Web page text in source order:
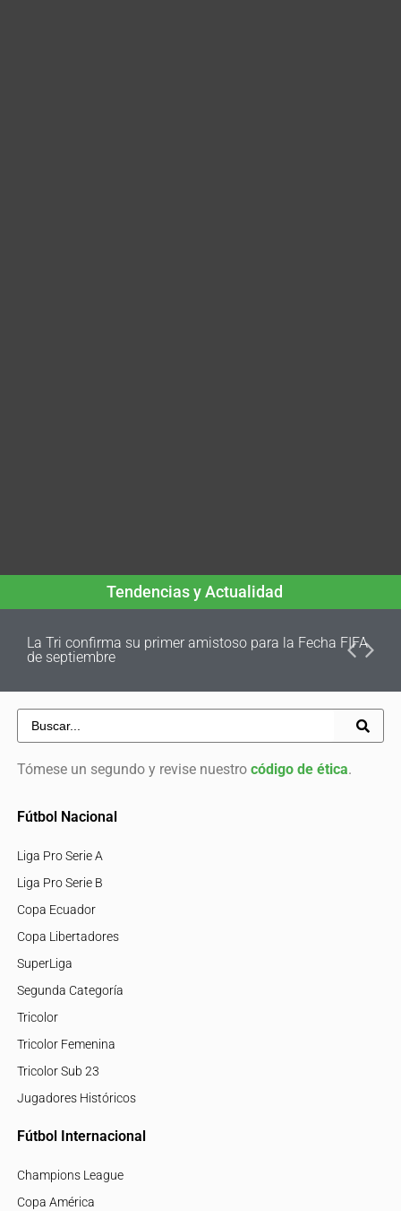
Tendencias y Actualidad
La Tri confirma su primer amistoso para la Fecha FIFA
de septiembre
Tómese un segundo y revise nuestro código de ética.
Fútbol Nacional
Liga Pro Serie A
Liga Pro Serie B
Copa Ecuador
Copa Libertadores
SuperLiga
Segunda Categoría
Tricolor
Tricolor Femenina
Tricolor Sub 23
Jugadores Históricos
Fútbol Internacional
Champions League
Copa América